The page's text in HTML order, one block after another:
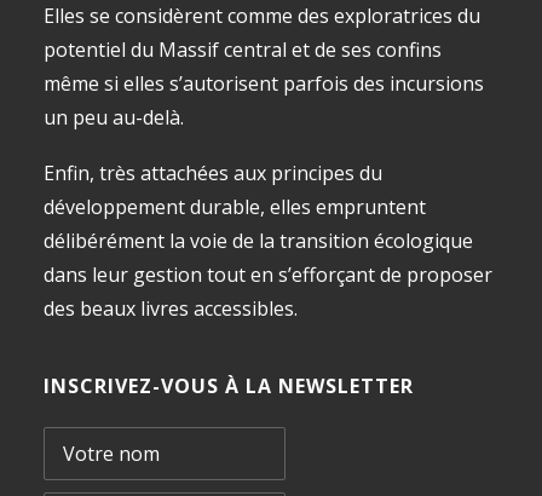
Elles se considèrent comme des exploratrices du
potentiel du Massif central et de ses confins
même si elles s’autorisent parfois des incursions
un peu au-delà.
Enfin, très attachées aux principes du
développement durable, elles empruntent
délibérément la voie de la transition écologique
dans leur gestion tout en s’efforçant de proposer
des beaux livres accessibles.
INSCRIVEZ-VOUS À LA NEWSLETTER